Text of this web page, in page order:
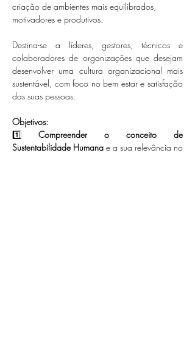
criação de ambientes mais equilibrados,
motivadores e produtivos.
Destina-se a líderes, gestores, técnicos e
colaboradores de organizações que desejam
desenvolver uma cultura organizacional mais
sustentável, com foco no bem estar e satisfação
das suas pessoas.
Objetivos:
1️⃣ Compreender o conceito de
Sustentabilidade Humana e a sua relevância no